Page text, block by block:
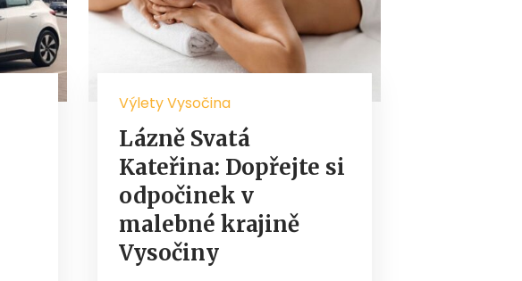
Výlety Vysočina
Lázně Svatá
Kateřina: Dopřejte si
odpočinek v
malebné krajině
Vysočiny